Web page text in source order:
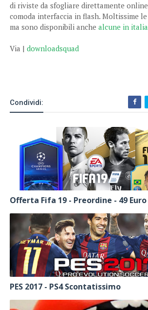
di riviste da sfogliare direttamente
comoda interfaccia in flash. Moltissime
ma sono disponibili anche alcune in
Via | downloadsquad
Condividi:
Offerta Fifa 19 - Preordine - 49 Euro
PES 2017 - PS4 Scontatissimo